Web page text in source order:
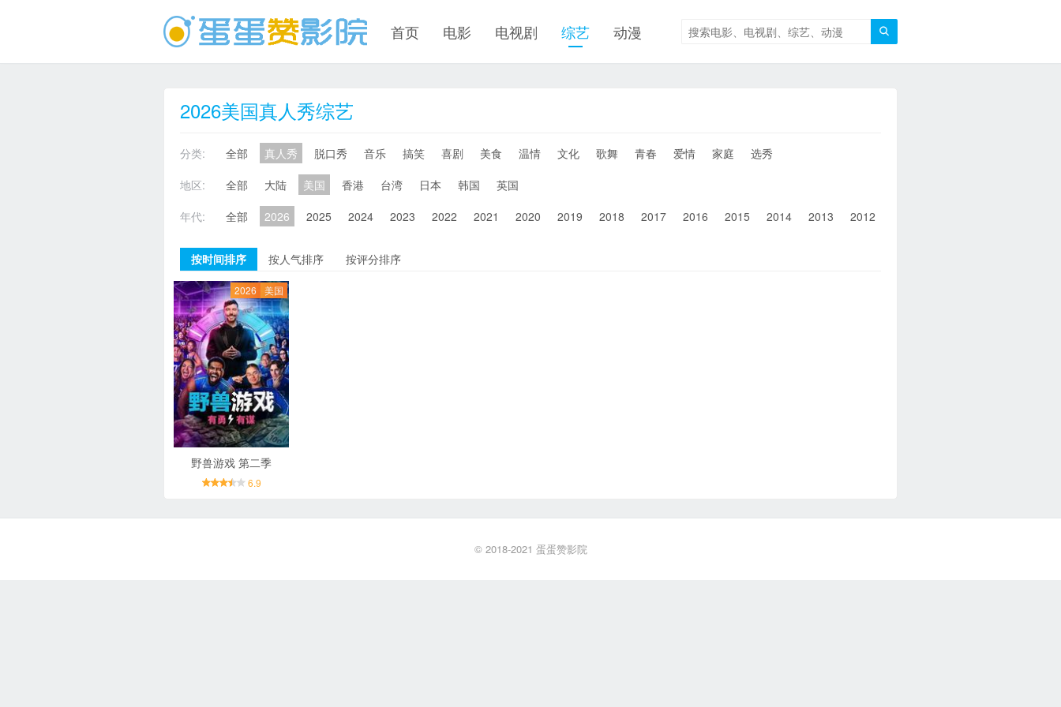

首页 电影 电视剧 综艺 动漫
2026美国真人秀综艺
分类: 全部 真人秀 脱口秀 音乐 搞笑 喜剧 美食 温情 文化 歌舞 青春 爱情 家庭
选秀
地区:
全部 大陆 美国 香港 台湾 日本 韩国
英国
年代:
全部 2026 2025 2024 2023 2022 2021 2020 2019 2018 2017 2016 2015 2014 2013 2012
按时间排序 按人气排序 按评分排序
2026 美国
野兽游戏 第二季
6.9
© 2018-2021 蛋蛋赞影院